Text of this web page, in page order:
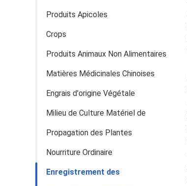
Produits Apicoles
Crops
Produits Animaux Non Alimentaires
Matières Médicinales Chinoises
Engrais d'origine Végétale
Milieu de Culture Matériel de
Propagation des Plantes
Nourriture Ordinaire
Enregistrement des